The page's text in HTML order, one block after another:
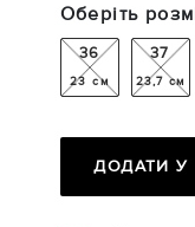
Оберіть
36
23 см
37
23,7 см
ДОДАТИ